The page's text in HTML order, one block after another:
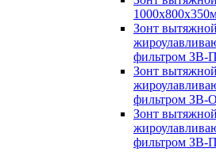
Зонт
фильтром ЗВ-
Зонт
фильтром ЗВ-
Зонт
фильтром ЗВ-